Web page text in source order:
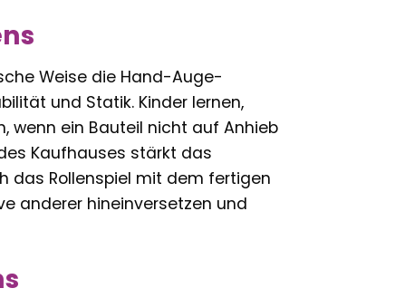
Weise die Hand-Auge-
und Statik. Kinder lernen,
wenn ein Bauteil nicht auf Anhieb
Kaufhauses stärkt das
das Rollenspiel mit dem fertigen
anderer hineinversetzen und